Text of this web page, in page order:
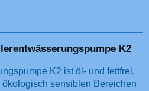
K2
K2 ist öl- und fettfrei.
ökologisch sensiblen Bereichen